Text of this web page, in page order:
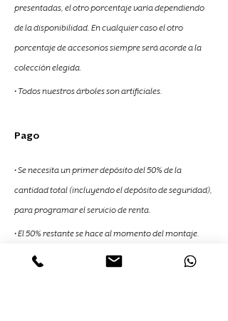
presentadas, el otro porcentaje varía dependiendo
de la disponibilidad. En cualquier caso el otro
porcentaje de accesorios siempre será acorde a la
colección elegida.
• Todos nuestros árboles son artificiales.
Pago
• Se necesita un primer depósito del 50% de la
cantidad total (incluyendo el depósito de seguridad),
para programar el servicio de renta.
• El 50% restante se hace al momento del montaje.